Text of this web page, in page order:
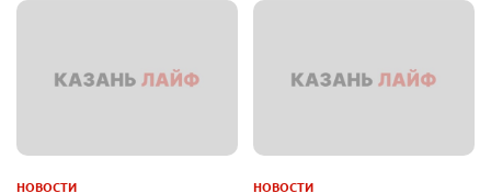
НОВОСТИ НОВОСТИ